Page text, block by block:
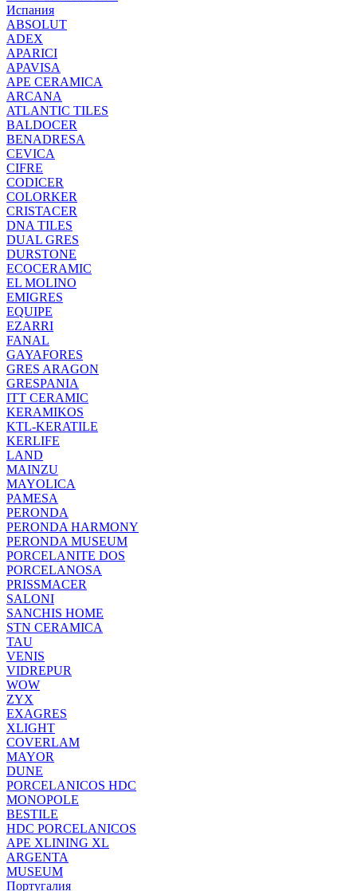
Испания
ABSOLUT
ADEX
APARICI
APAVISA
APE CERAMICA
ARCANA
ATLANTIC TILES
BALDOCER
BENADRESA
CEVICA
CIFRE
CODICER
COLORKER
CRISTACER
DNA TILES
DUAL GRES
DURSTONE
ECOCERAMIC
EL MOLINO
EMIGRES
EQUIPE
EZARRI
FANAL
GAYAFORES
GRES ARAGON
GRESPANIA
ITT CERAMIC
KERAMIKOS
KTL-KERATILE
KERLIFE
LAND
MAINZU
MAYOLICA
PAMESA
PERONDA
PERONDA HARMONY
PERONDA MUSEUM
PORCELANITE DOS
PORCELANOSA
PRISSMACER
SALONI
SANCHIS HOME
STN CERAMICA
TAU
VENIS
VIDREPUR
WOW
ZYX
EXAGRES
XLIGHT
COVERLAM
MAYOR
DUNE
PORCELANICOS HDC
MONOPOLE
BESTILE
HDC PORCELANICOS
APE XLINING XL
ARGENTA
MUSEUM
Португалия